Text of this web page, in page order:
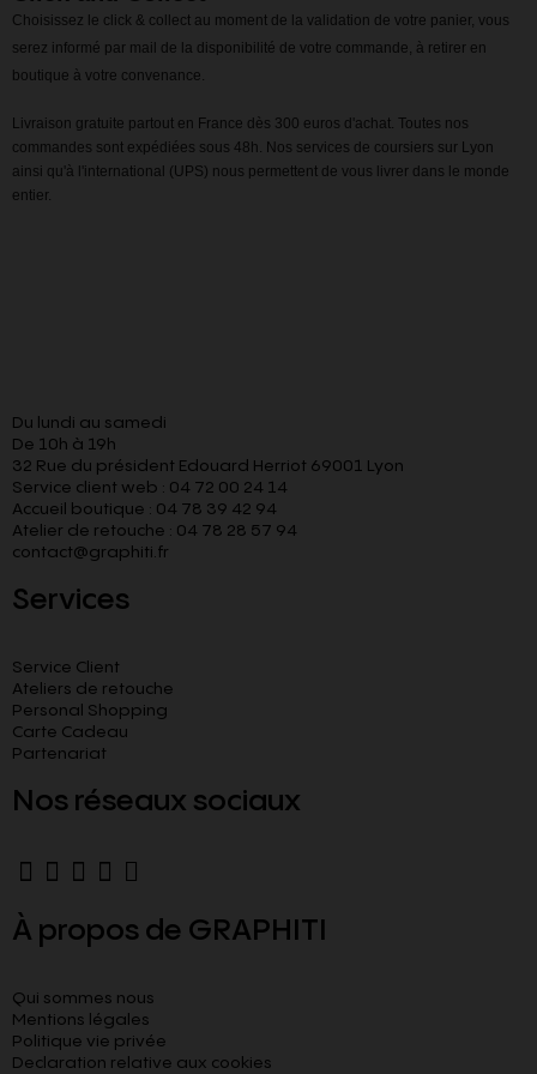
Choisissez le click & collect au moment de la validation de votre panier, vous
serez informé par mail de la disponibilité de votre commande, à retirer en
boutique à votre convenance.
Livraison gratuite partout en France dès 300 euros d'achat. Toutes nos
commandes sont expédiées sous 48h. Nos services de coursiers sur Lyon
ainsi qu'à l'international (UPS) nous permettent de vous livrer dans le monde
entier.
Du lundi au samedi
De 10h à 19h
32 Rue du président Edouard Herriot 69001 Lyon
Service client web : 04 72 00 24 14
Accueil boutique : 04 78 39 42 94
Atelier de retouche : 04 78 28 57 94
contact@graphiti.fr
Services
Service Client
Ateliers de retouche
Personal Shopping
Carte Cadeau
Partenariat
Nos réseaux sociaux
À propos de GRAPHITI
Qui sommes nous
Mentions légales
Politique vie privée
Declaration relative aux cookies​